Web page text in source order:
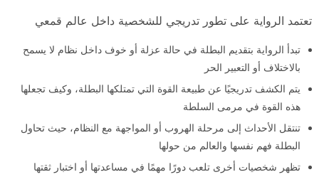
تعتمد الرواية على تطور تدريجي للشخصية داخل عالم قمعي
تبدأ الرواية بتقديم البطلة في حالة عزلة أو خوف داخل نظام لا يسمح
بالاختلاف أو التعبير الحر
يتم الكشف تدريجيًا عن طبيعة القوة التي تمتلكها البطلة، وكيف تجعلها
هذه القوة في مرمى السلطة
تنتقل الأحداث إلى مرحلة الهروب أو المواجهة مع النظام، حيث تحاول
البطلة فهم نفسها والعالم من حولها
تظهر شخصيات أخرى تلعب دورًا مهمًا في مساعدتها أو اختبار ثقتها